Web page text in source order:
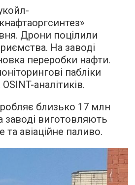
Дрони поцілили
На заводі
переробки нафти.
пабліки
аналітиків.
близько 17 млн
заводі виготовляють
авіаційне паливо.